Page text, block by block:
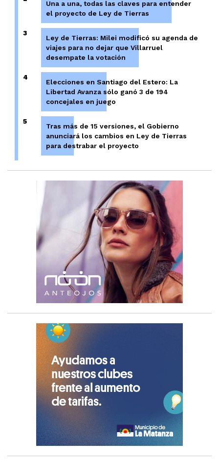
Una a una, todas las claves para entender
el proyecto de Ley de Tierras
3
Ley de Tierras: Milei modificó su agenda de
viajes para no dejar que Villarruel
desempate la votación
4
Elecciones en Santiago del Estero: La
Libertad Avanza sólo ganó 3 de 194
concejales en juego
5
Tras más de 15 versiones, el Gobierno
anunciará los cambios en Ley de Tierras
para destrabar el proyecto